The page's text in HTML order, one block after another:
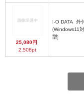
25,080円
2,508pt
I-O DATA
(Windows11
型]